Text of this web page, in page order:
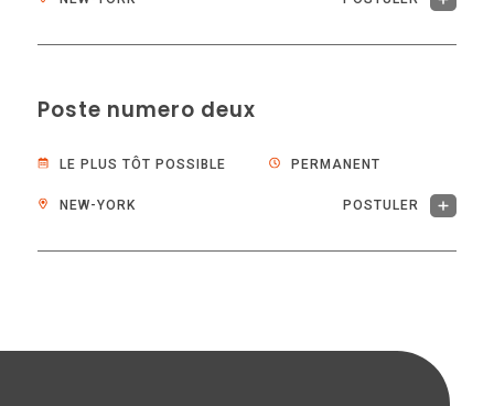
Poste numero deux
LE PLUS TÔT POSSIBLE PERMANENT
NEW-YORK POSTULER